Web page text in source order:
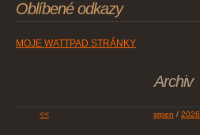
Oblíbené odkazy
MOJE WATTPAD STRÁNKY
Archiv
<< srpen / 2026